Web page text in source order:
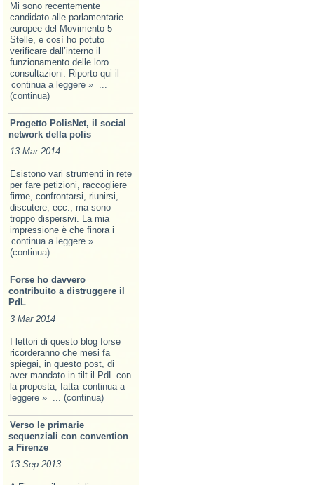
Mi sono recentemente
candidato alle parlamentarie
europee del Movimento 5
Stelle, e così ho potuto
verificare dall’interno il
funzionamento delle loro
consultazioni. Riporto qui il
continua a leggere » ...
(continua)
Progetto PolisNet, il social
network della polis
13 Mar 2014
Esistono vari strumenti in rete
per fare petizioni, raccogliere
firme, confrontarsi, riunirsi,
discutere, ecc., ma sono
troppo dispersivi. La mia
impressione è che finora i
continua a leggere » ...
(continua)
Forse ho davvero
contribuito a distruggere il
PdL
3 Mar 2014
I lettori di questo blog forse
ricorderanno che mesi fa
spiegai, in questo post, di
aver mandato in tilt il PdL con
la proposta, fatta continua a
leggere » ... (continua)
Verso le primarie
sequenziali con convention
a Firenze
13 Sep 2013